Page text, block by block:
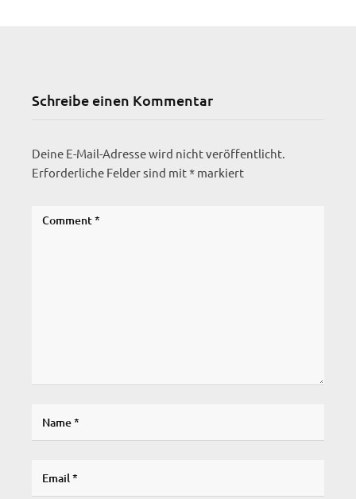
Schreibe einen Kommentar
Deine E-Mail-Adresse wird nicht veröffentlicht.
Erforderliche Felder sind mit* markiert